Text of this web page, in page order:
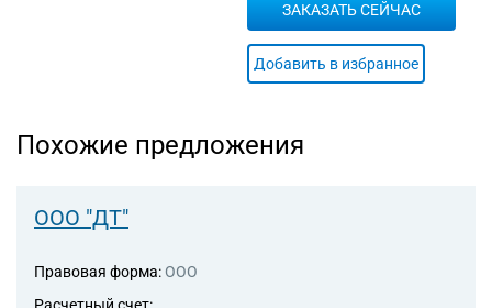
ЗАКАЗАТЬ СЕЙЧАС
Добавить в избранное
Похожие предложения
ООО "ДТ"
Правовая форма: ООО